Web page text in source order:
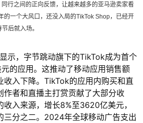
行之间的正向反馈，让越来越多的亚马逊卖家看
的一个大风口，还没入局的TikTok Shop，已经开
后就入场。
示，字节跳动旗下的TikTok成为首个
的应用。这推动了移动应用销售额
收入下降。TikTok的应用内购买和直
作者和直播主打赏贡献了大部分收
收入来源，增长8%至3620亿美元，
三分之二。2024年全球移动广告支出